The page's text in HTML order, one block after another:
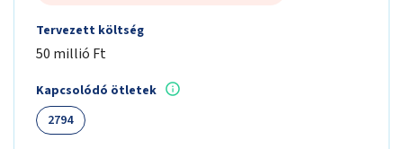
Tervezett költség
50 millió Ft
Kapcsolódó ötletek
2794